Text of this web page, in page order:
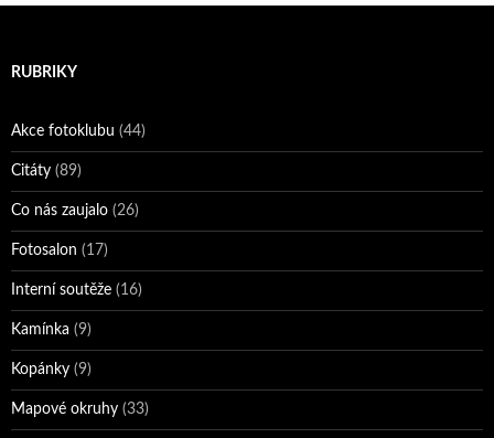
příspěvky
RUBRIKY
Akce fotoklubu (44)
Citáty (89)
Co nás zaujalo (26)
Fotosalon (17)
Interní soutěže (16)
Kamínka (9)
Kopánky (9)
Mapové okruhy (33)